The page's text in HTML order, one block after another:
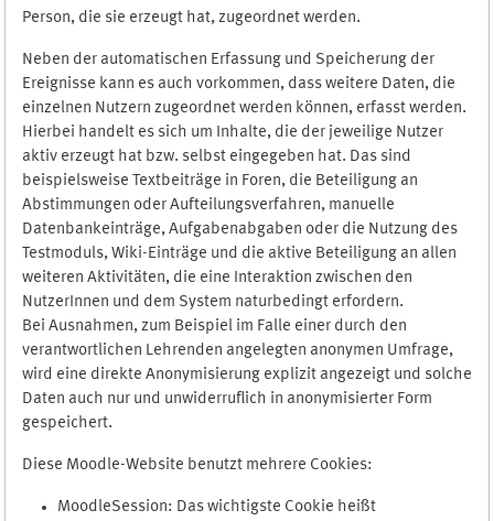
Person, die sie erzeugt hat, zugeordnet werden.
Neben der automatischen Erfassung und Speicherung der
Ereignisse kann es auch vorkommen, dass weitere Daten, die
einzelnen Nutzern zugeordnet werden können, erfasst werden.
Hierbei handelt es sich um Inhalte, die der jeweilige Nutzer
aktiv erzeugt hat bzw. selbst eingegeben hat. Das sind
beispielsweise Textbeiträge in Foren, die Beteiligung an
Abstimmungen oder Aufteilungsverfahren, manuelle
Datenbankeinträge, Aufgabenabgaben oder die Nutzung des
Testmoduls, Wiki-Einträge und die aktive Beteiligung an allen
weiteren Aktivitäten, die eine Interaktion zwischen den
NutzerInnen und dem System naturbedingt erfordern.
Bei Ausnahmen, zum Beispiel im Falle einer durch den
verantwortlichen Lehrenden angelegten anonymen Umfrage,
wird eine direkte Anonymisierung explizit angezeigt und solche
Daten auch nur und unwiderruflich in anonymisierter Form
gespeichert.
Diese Moodle-Website benutzt mehrere Cookies:
MoodleSession: Das wichtigste Cookie heißt